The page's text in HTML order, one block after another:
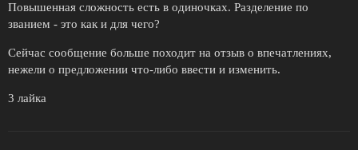
Повышенная сложность есть в одиночках. Разделение по
званием - это как и для чего?
Сейчас сообщение больше походит на отзыв о впечатлениях,
нежели о предложении что-либо ввести и изменить.
3 лайка